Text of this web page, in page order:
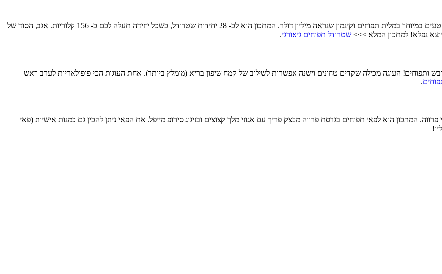
אין על שטרודל התפוחים הגיאורגי של מאיה פפיסמדוב. מדובר על שטרודל טעים במיוחד במלית תפוחים וקינמון שנראה מיליון דולר. המתכון הוא לכ- 28 יחידות שטרודל, כשכל יחידה תעלה לכם כ- 156 קלוריות. אגב, הסוד של
נפלא! למתכון המלא >>> שטרודל תפוחים גיאורגי.
ותפוחים! העוגה מכילה שקדים טחונים וישנה אפשרות לשילוב של קמח שיפון בריא (מומלץ ביותר). אחת העוגות הכי פופולאריות לערב ראש
.
המתכון הוא לפאי תפוחים בגרסת פרווה מבצק פריך עם אגוזי מלך קצוצים ובזיגוג סירופ מייפל. את הפאי ניתן להכין גם כמנות אישיות (פאי